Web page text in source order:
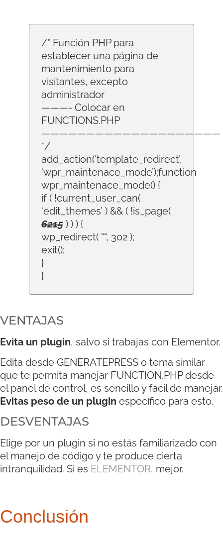
/* Función PHP para
establecer una página de
mantenimiento para
visitantes, excepto
administrador
———- Colocar en
FUNCTIONS.PHP
————————————————————
*/
add_action(‘template_redirect’,
‘wpr_maintenace_mode’);function
wpr_maintenace_mode() {
if ( !current_user_can(
‘edit_themes’ ) && ( !is_page(
6215 ) ) ) {
wp_redirect( ““, 302 );
exit();
}
}
VENTAJAS
Evita un plugin, salvo si trabajas con Elementor.
Edita desde GENERATEPRESS o tema similar
que te permita manejar FUNCTION.PHP desde
el panel de control, es sencillo y fácil de manejar.
Evitas peso de un plugin específico para esto.
DESVENTAJAS
Elige por un plugin si no estás familiarizado con
el manejo de código y te produce cierta
intranquilidad. Si es ELEMENTOR, mejor.
Conclusión